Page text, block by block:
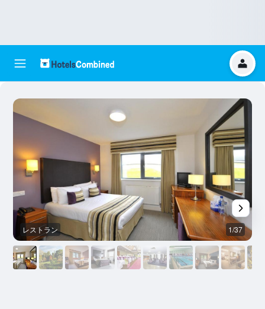
レストラン 1/37